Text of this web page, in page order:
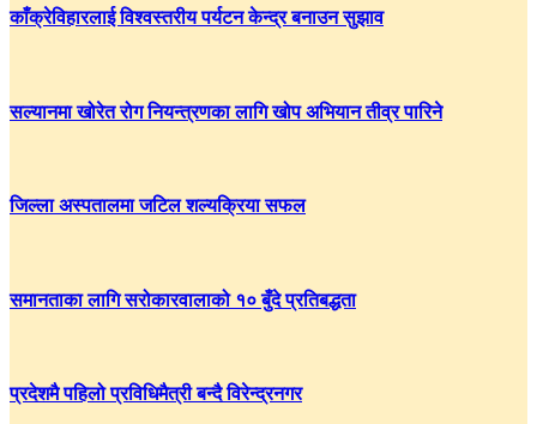
काँक्रेविहारलाई विश्वस्तरीय पर्यटन केन्द्र बनाउन सुझाव
सल्यानमा खोरेत रोग नियन्त्रणका लागि खोप अभियान तीव्र पारिने
जिल्ला अस्पतालमा जटिल शल्यक्रिया सफल
समानताका लागि सरोकारवालाको १० बुँदे प्रतिबद्धता
प्रदेशमै पहिलो प्रविधिमैत्री बन्दै विरेन्द्रनगर